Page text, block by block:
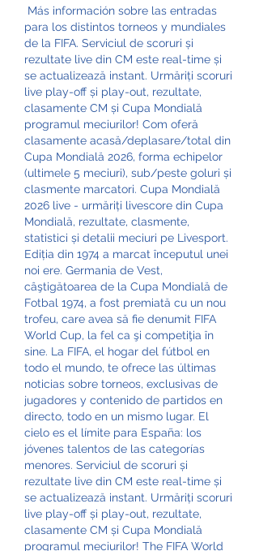
para los distintos torneos y mundiales
de la FIFA. Serviciul de scoruri și
rezultate live din CM este real-time și
se actualizează instant. Urmăriți scoruri
live play-off și play-out, rezultate,
clasamente CM și Cupa Mondială
programul meciurilor! Com oferă
clasamente acasă/deplasare/total din
Cupa Mondială 2026, forma echipelor
(ultimele 5 meciuri), sub/peste goluri și
clasmente marcatori. Cupa Mondială
2026 live - urmăriți livescore din Cupa
Mondială, rezultate, clasmente,
statistici și detalii meciuri pe Livesport.
Ediția din 1974 a marcat începutul unei
noi ere. Germania de Vest,
câştigătoarea de la Cupa Mondială de
Fotbal 1974, a fost premiată cu un nou
trofeu, care avea să fie denumit FIFA
World Cup, la fel ca şi competiţia în
sine. La FIFA, el hogar del fútbol en
todo el mundo, te ofrece las últimas
noticias sobre torneos, exclusivas de
jugadores y contenido de partidos en
directo, todo en un mismo lugar. El
cielo es el límite para España: los
jóvenes talentos de las categorías
menores. Serviciul de scoruri și
rezultate live din CM este real-time și
se actualizează instant. Urmăriți scoruri
live play-off și play-out, rezultate,
clasamente CM și Cupa Mondială
programul meciurilor! The FIFA World